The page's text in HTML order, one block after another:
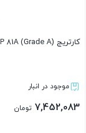
کارتریج HP 81A (Grade A)
موجود در انبار
7,452,083 تومان